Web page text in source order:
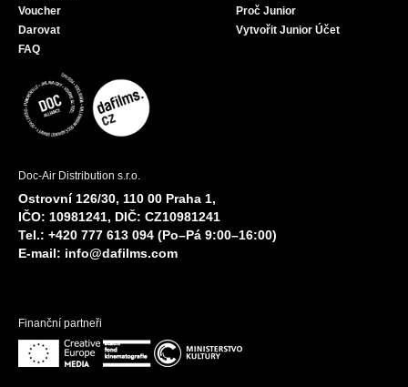
Voucher
Darovat
FAQ
Proč Junior
Vytvořit Junior Účet
Doc-Air Distribution s.r.o.
Ostrovní 126/30, 110 00 Praha 1,
IČO: 10981241, DIČ: CZ10981241
Tel.: +420 777 613 094 (Po–Pá 9:00–16:00)
E-mail: info@dafilms.com
Finanční partneři